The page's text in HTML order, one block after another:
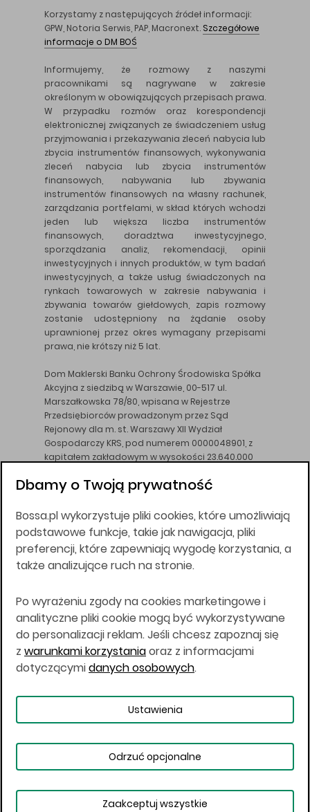
Korzystamy z następujących źródeł informacji:
GPW, Notoria Serwis, PAP, Macronext. Szczegółowe
informacje o DM BOŚ
Informujemy, że rozmowy z naszymi
pracownikami są nagrywane w zakresie
określonym w obowiązujących przepisach prawa.
W przypadku rozmów oraz korespondencji
elektronicznej związanych ze świadczeniem usług
przyjmowania i przekazywania zleceń nabycia lub
zbycia instrumentów finansowych, wykonywania
zleceń nabycia lub zbycia instrumentów
finansowych, nabywania lub zbywania
instrumentów finansowych na własny rachunek,
zarządzania portfelami, w skład których wchodzi
jeden lub większa liczba instrumentów
finansowych, doradztwa inwestycyjnego,
sporządzania analiz, rekomendacji, opinii
inwestycyjnych i innych produktów, w tym badań
inwestycyjnych, a także usług świadczonych na
rynkach towarowych w zakresie nabywania i
zbywania towarów giełdowych, zapis rozmowy
zostanie udostępniony na żądanie osoby
uprawnionej przez okres wymagany przepisami
prawa, nie krótszy niż 5 lat.
Dom Maklerski Banku Ochrony Środowiska Spółka
Akcyjna z siedzibą w Warszawie, 00-517 ul.
Marszałkowska 78/80, wpisana w Rejestrze
Przedsiębiorców prowadzonym przez Sąd
Rejonowy dla m. st. Warszawy XII Wydział
Gospodarczy KRS, pod numerem 0000048901, z
kapitałem zakładowym w wysokości 23.640.000
DM BOŚ działa na podstawie zezwolenia KNF z dnia
Wszelkie informacje na niniejszej stronie w tym
informacje o produktach inwestycyjnych nie są
kierowane do osób mających miejsce
zamieszkania lub pobytu w Stanach
Japonii, ani w dowolnej innej jurysdykcji, w której
taki materiał byłby sprzeczny z prawem lub w
których zgodne z prawem nabycie produktów
inwestycyjnych nie jest możliwe lub w której nie
jest możliwe złożenie oferty. Prawa obowiązujące
w danej jurysdykcji określają, czy jest możliwe
nabycie poszczególnych produktów
Copyright © 2026 BOŚ | BOSSA.PL
Warunki korzystania
Dane osobowe
Dbamy o Twoją prywatność
Bossa.pl wykorzystuje pliki cookies, które umożliwiają
podstawowe funkcje, takie jak nawigacja, pliki
preferencji, które zapewniają wygodę korzystania, a
także analizujące ruch na stronie.
Po wyrażeniu zgody na cookies marketingowe i
analityczne pliki cookie mogą być wykorzystywane
do personalizacji reklam. Jeśli chcesz zapoznaj się
z warunkami korzystaniaoraz z informacjami
dotyczącymidanych osobowych.
Ustawienia
Odrzuć opcjonalne
Zaakceptuj wszystkie